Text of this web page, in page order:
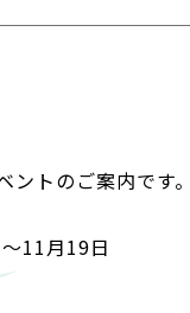
トのご案内です。
11月19日